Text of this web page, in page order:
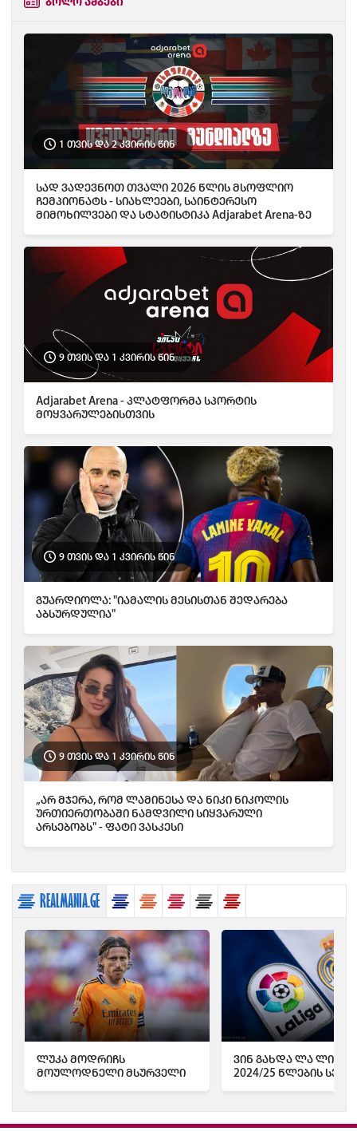
ბოლო ამბები
1 თვის და 2 კვირის წინ
სად ვადევნოთ თვალი 2026 წლის მსოფლიო
ჩემპიონატს - სიახლეები, საინტერესო
მიმოხილვები და სტატისტიკა Adjarabet Arena-ზე
9 თვის და 1 კვირის წინ
Adjarabet Arena - პლატფორმა სპორტის
მოყვარულებისთვის
9 თვის და 1 კვირის წინ
გუარდიოლა: "იამალის მესისთან შედარება
აბსურდულია"
9 თვის და 1 კვირის წინ
„არ მჯერა, რომ ლამინესა და ნიკი ნიკოლის
ურთიერთობაში ნამდვილი სიყვარული
არსებობს" - ფატი ვასკესი
REALMANIA.GE
ლუკა მოდრიჩს
მოულოდნელი მსურველი
ვინ გახდა ლა ლიგის
2024/25 წლების